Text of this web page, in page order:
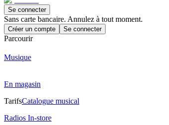
Se connecter
Sans carte bancaire. Annulez à tout moment.
Créer un compte Se connecter
Parcourir
Musique
En magasin
TarifsCatalogue musical
Radios In-store